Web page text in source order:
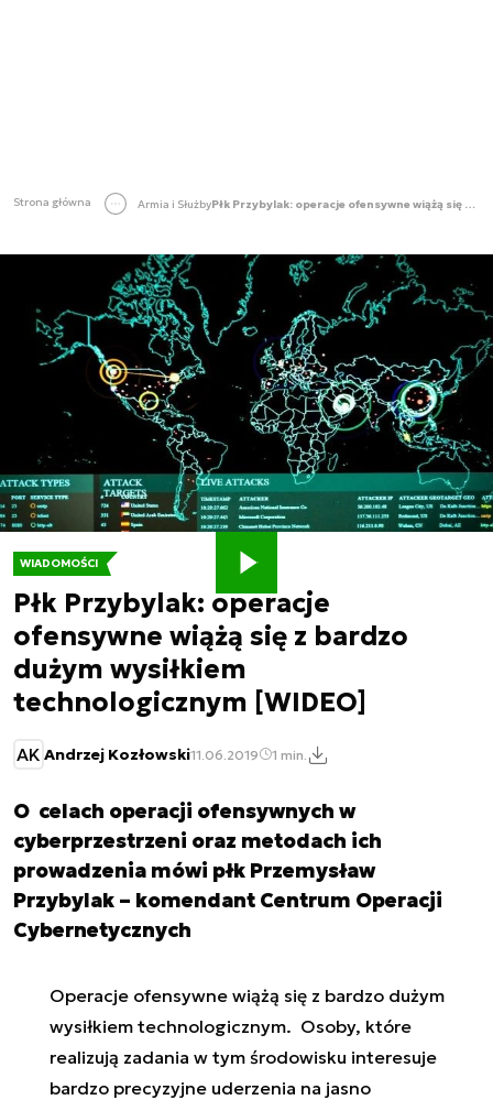
Strona główna Armia i Służby Płk Przybylak: operacje ofensywne wiążą się z bardzo dużym wysiłkiem technologicznym [WIDEO]
WIADOMOŚCI
Płk Przybylak: operacje
ofensywne wiążą się z bardzo
dużym wysiłkiem
technologicznym [WIDEO]
AK Andrzej Kozłowski11.06.2019 1 min.
O celach operacji ofensywnych w
cyberprzestrzeni oraz metodach ich
prowadzenia mówi płk Przemysław
Przybylak – komendant Centrum Operacji
Cybernetycznych
Operacje ofensywne wiążą się z bardzo dużym
wysiłkiem technologicznym. Osoby, które
realizują zadania w tym środowisku interesuje
bardzo precyzyjne uderzenia na jasno